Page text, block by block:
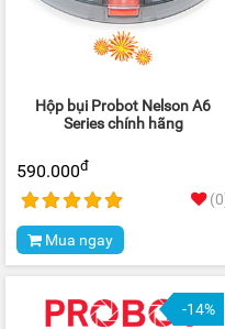
Hộp bụi Probot Nelson A6
Series chính hãng
590.000đ
Mua ngay
-14%